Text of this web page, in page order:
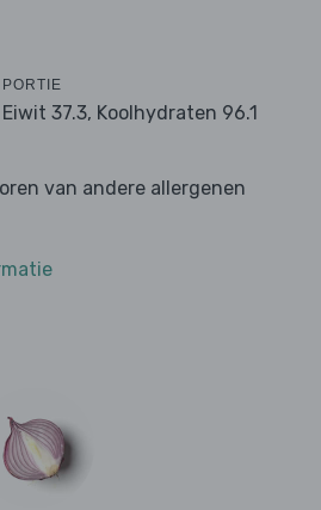
Eiwit 37.3, Koolhydraten 96.1
van andere allergenen